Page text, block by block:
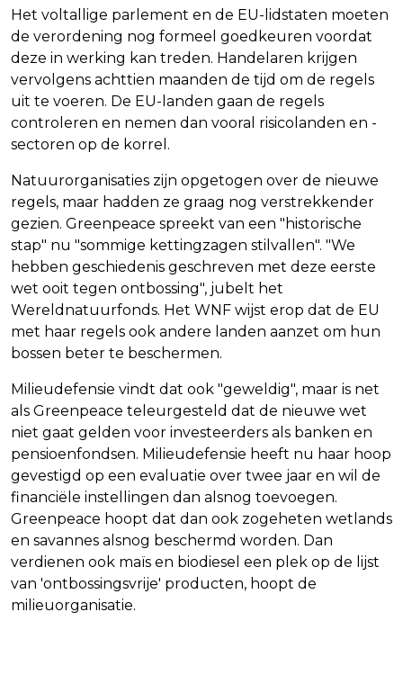
Het voltallige parlement en de EU-lidstaten moeten
de verordening nog formeel goedkeuren voordat
deze in werking kan treden. Handelaren krijgen
vervolgens achttien maanden de tijd om de regels
uit te voeren. De EU-landen gaan de regels
controleren en nemen dan vooral risicolanden en -
sectoren op de korrel.
Natuurorganisaties zijn opgetogen over de nieuwe
regels, maar hadden ze graag nog verstrekkender
gezien. Greenpeace spreekt van een "historische
stap" nu "sommige kettingzagen stilvallen". "We
hebben geschiedenis geschreven met deze eerste
wet ooit tegen ontbossing", jubelt het
Wereldnatuurfonds. Het WNF wijst erop dat de EU
met haar regels ook andere landen aanzet om hun
bossen beter te beschermen.
Milieudefensie vindt dat ook "geweldig", maar is net
als Greenpeace teleurgesteld dat de nieuwe wet
niet gaat gelden voor investeerders als banken en
pensioenfondsen. Milieudefensie heeft nu haar hoop
gevestigd op een evaluatie over twee jaar en wil de
financiële instellingen dan alsnog toevoegen.
Greenpeace hoopt dat dan ook zogeheten wetlands
en savannes alsnog beschermd worden. Dan
verdienen ook maïs en biodiesel een plek op de lijst
van 'ontbossingsvrije' producten, hoopt de
milieuorganisatie.